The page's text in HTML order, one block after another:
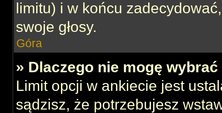
limitu) i w końcu
swoje głosy.
Góra
» Dlaczego nie mogę
Limit opcji w ankiecie jest
sądzisz, że potrzebujesz